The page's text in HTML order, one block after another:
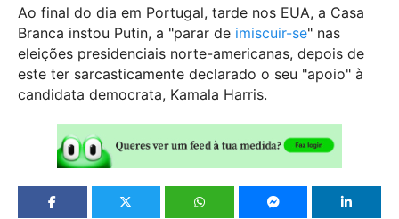
Ao final do dia em Portugal, tarde nos EUA, a Casa
Branca instou Putin, a "parar de imiscuir-se" nas
eleições presidenciais norte-americanas, depois de
este ter sarcasticamente declarado o seu "apoio" à
candidata democrata, Kamala Harris.